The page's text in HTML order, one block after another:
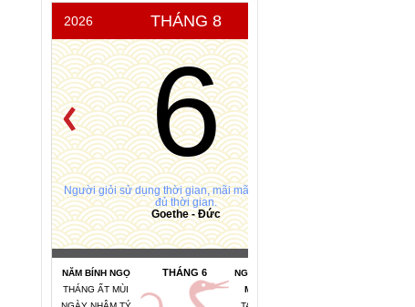
2026 THÁNG 8
6
Người giỏi sử dụng thời gian, mãi mãi không thấy
đủ thời gian.
Goethe - Đức
NĂM BÍNH NGỌ
THÁNG ẤT MÙI
THÁNG 6
NGÀY HẮC ĐẠO *
MỆNH NGÀY: